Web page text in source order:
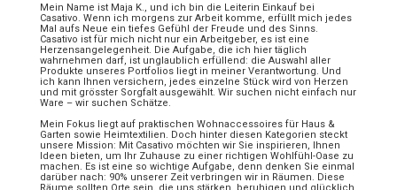
Mein Name ist Maja K., und ich bin die Leiterin Einkauf bei
Casativo. Wenn ich morgens zur Arbeit komme, erfüllt mich jedes
Mal aufs Neue ein tiefes Gefühl der Freude und des Sinns.
Casativo ist für mich nicht nur ein Arbeitgeber, es ist eine
Herzensangelegenheit. Die Aufgabe, die ich hier täglich
wahrnehmen darf, ist unglaublich erfüllend: die Auswahl aller
Produkte unseres Portfolios liegt in meiner Verantwortung. Und
ich kann Ihnen versichern, jedes einzelne Stück wird von Herzen
und mit grösster Sorgfalt ausgewählt. Wir suchen nicht einfach nur
Ware – wir suchen Schätze.
Mein Fokus liegt auf praktischen Wohnaccessoires für Haus &
Garten sowie Heimtextilien. Doch hinter diesen Kategorien steckt
unsere Mission: Mit Casativo möchten wir Sie inspirieren, Ihnen
Ideen bieten, um Ihr Zuhause zu einer richtigen Wohlfühl-Oase zu
machen. Es ist eine so wichtige Aufgabe, denn denken Sie einmal
darüber nach: 90% unserer Zeit verbringen wir in Räumen. Diese
Räume sollten Orte sein, die uns stärken, beruhigen und glücklich